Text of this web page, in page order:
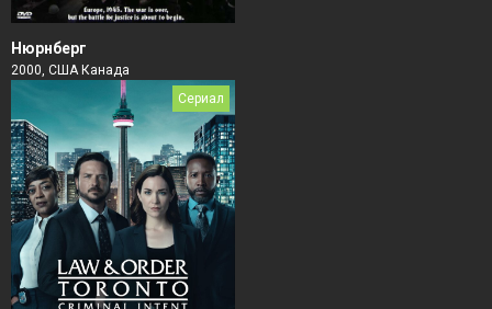
Нюрнберг
2000, США Канада
Сериал